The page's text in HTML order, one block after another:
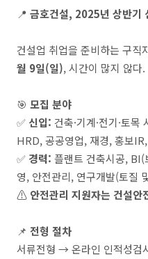
📍 금호건설, 2025년 상반기
건설업 취업을 준비하는 구직
월 9일(일), 시간이 많지 않다.
🎯 모집 분야
✅ 신입: 건축·기계·전기·토
HRD, 공공영업, 재경, 홍보
✅ 경력: 플랜트 건축시공,
영, 안전관리, 연구개발(토질
⚠ 안전관리 지원자는 건설안
📌 전형 절차
서류전형 → 온라인 인적성